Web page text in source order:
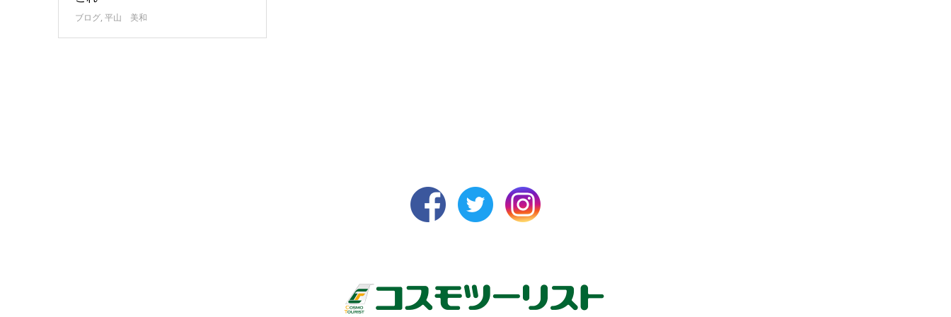
ブログ, 平山 美和